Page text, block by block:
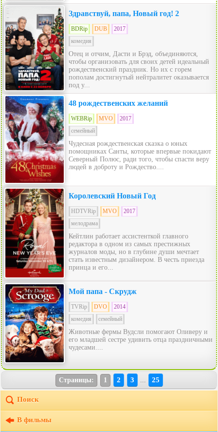
Здравствуй, папа, Новый год! 2
BDRip DUB
2017
комедия
Отец и отчим, Дасти и Брэд, объединяются,
чтобы организовать для своих детей идеальный
рождественский праздник. Но их с горем
пополам достигнутый нейтралитет оказывается
под у...
48 рождественских желаний
WEBRip MVO
2017
семейный
Чудесная рождественская сказка о юных
помощниках Санты, которые впервые покидают
Северный Полюс, ради того, чтобы спасти веру
людей в доброту и Рождество....
Королевский Новый Год
HDTVRip MVO
2017
мелодрама
Кейтлин работает ассистенткой главного
редактора в одном из самых престижных
журналов моды, но в глубине души мечтает
стать известным дизайнером. В честь приезда
принца и его...
Мой папа - Скрудж
TVRip DVO
2014
комедия
семейный
Животные фермы Вудсли помогают Оливеру и
его младшей сестре удивить отца праздничными
чудесами....
Страницы: 1 2 3 25
Поиск
В фильмы